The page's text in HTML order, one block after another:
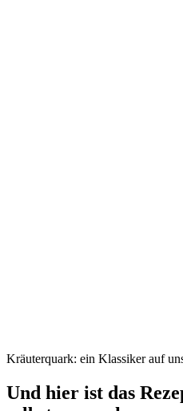
Kräuterquark: ein Klassiker auf
Und hier ist das